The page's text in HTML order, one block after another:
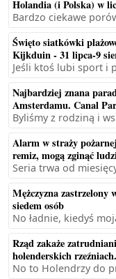
Holandia (i Polska) w
Bardzo ciekawe
Święto siatkówki
Kijkduin - 31 lipca-9
Jeśli ktoś lubi sport i
Najbardziej znana
Amsterdamu. Canal
Byliśmy z rodziną i
Alarm w straży
remiz, mogą zginąć
Seria trwa od
Mężczyzna zastrzelony
siedem osób
No ładnie, kiedyś
Rząd zakaże
holenderskich
No to Holendrzy do